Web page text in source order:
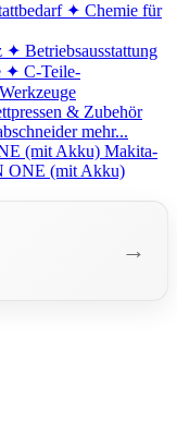
✦ Chemie für
✦ Betriebsausstattung
✦ C-Teile-
Werkzeuge
& Zubehör
mehr...
(mit Akku) Makita-
ONE (mit Akku)
→